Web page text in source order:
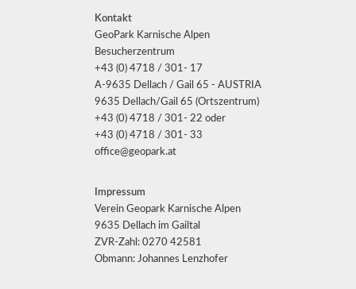
Kontakt
GeoPark Karnische Alpen
Besucherzentrum
+43 (0) 4718 / 301- 17
A-9635 Dellach / Gail 65 - AUSTRIA
9635 Dellach/Gail 65 (Ortszentrum)
+43 (0) 4718 / 301- 22 oder
+43 (0) 4718 / 301- 33
office@geopark.at
Impressum
Verein Geopark Karnische Alpen
9635 Dellach im Gailtal
ZVR-Zahl: 0270 42581
Obmann: Johannes Lenzhofer